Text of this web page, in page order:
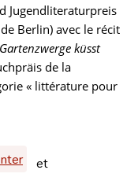
Jugendliteraturpreis
Berlin) avec le récit
Gartenzwerge küsst
de la
« littérature pour
et